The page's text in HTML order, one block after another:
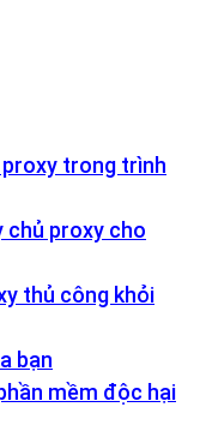
trong trình
chủ proxy cho
thủ công khỏi
bạn
mềm độc hại